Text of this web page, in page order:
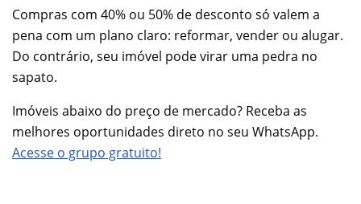
Compras com 40% ou 50% de desconto só valem a
pena com um plano claro: reformar, vender ou alugar.
Do contrário, seu imóvel pode virar uma pedra no
sapato.
Imóveis abaixo do preço de mercado? Receba as
melhores oportunidades direto no seu WhatsApp.
Acesse o grupo gratuito!